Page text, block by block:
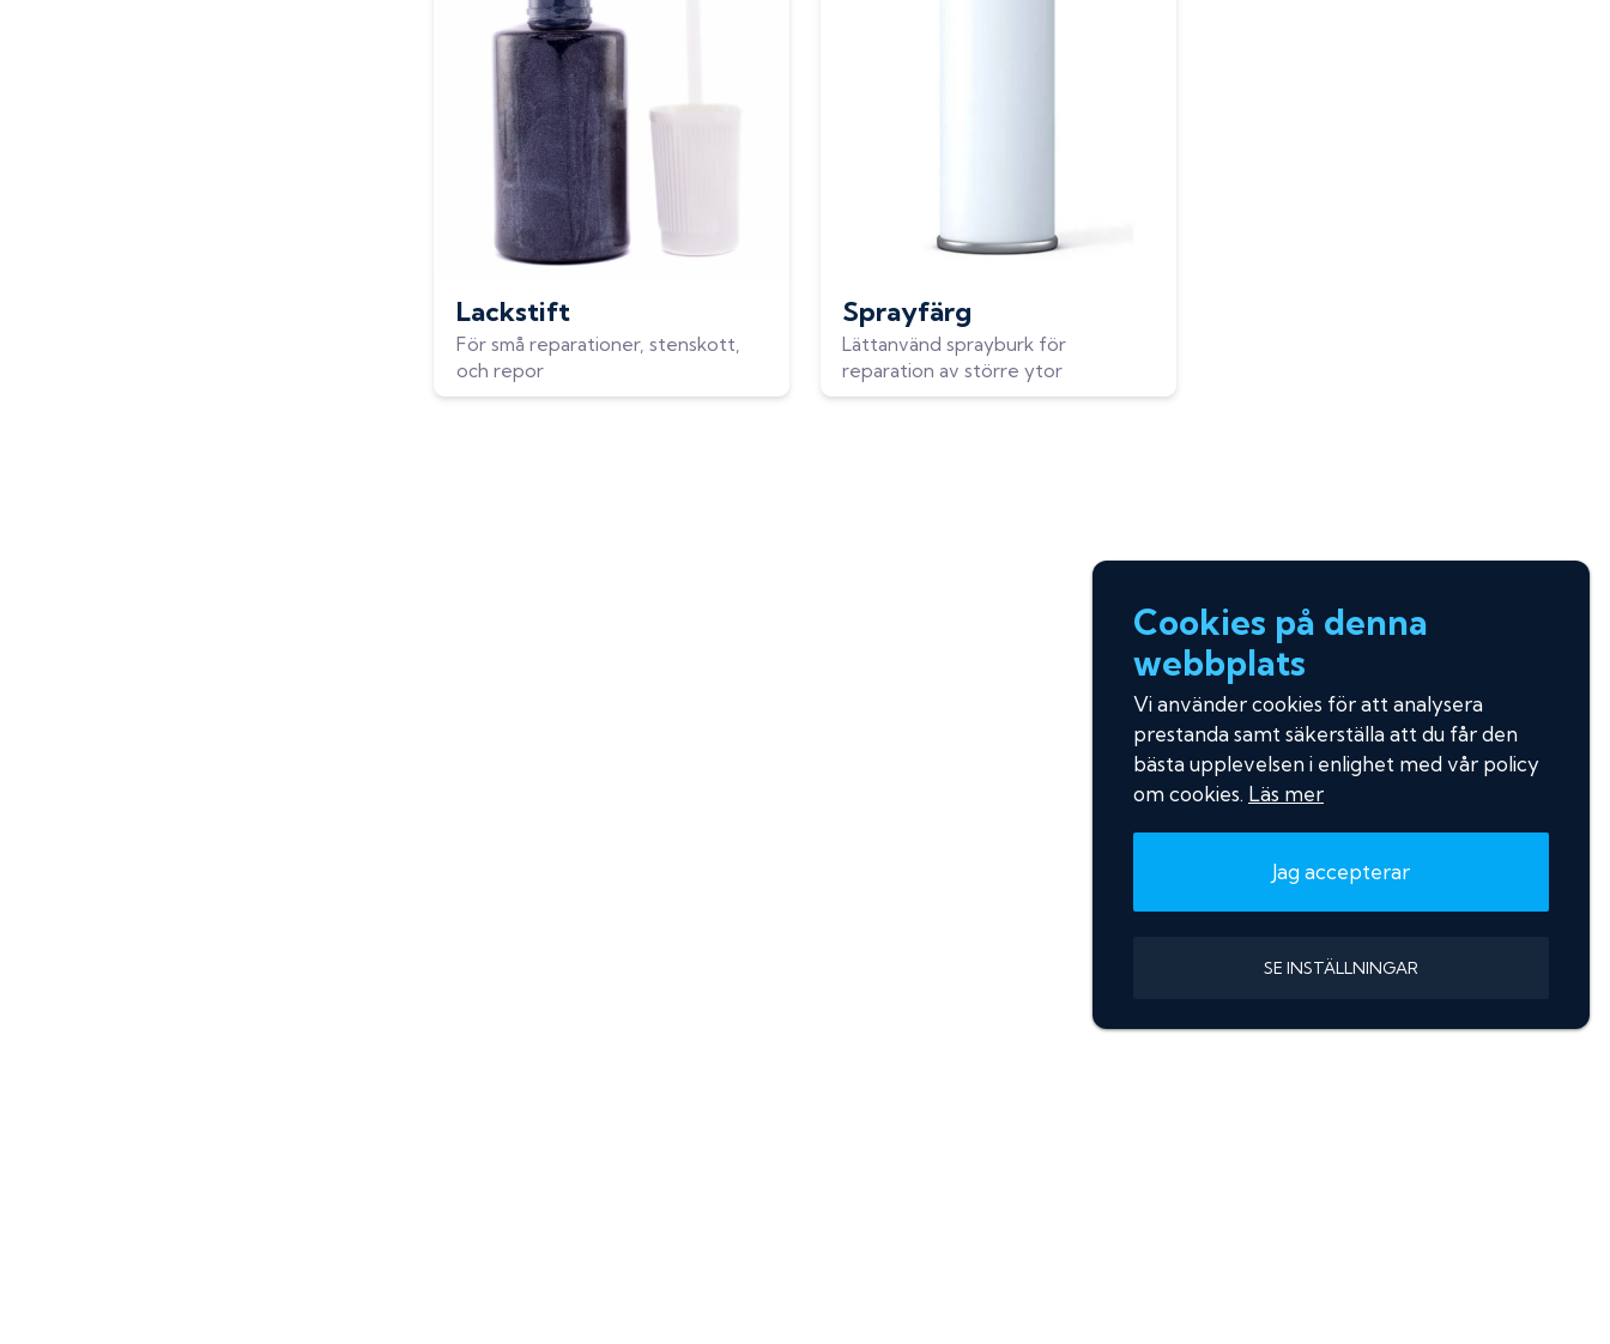
Lackstift
För små reparationer, stenskott,
och repor
Sprayfärg
Lättanvänd sprayburk för
reparation av större ytor
Cookies på denna
webbplats
Vi använder cookies för att analysera
prestanda samt säkerställa att du får den
bästa upplevelsen i enlighet med vår policy
om cookies. Läs mer
Jag accepterar
SE INSTÄLLNINGAR